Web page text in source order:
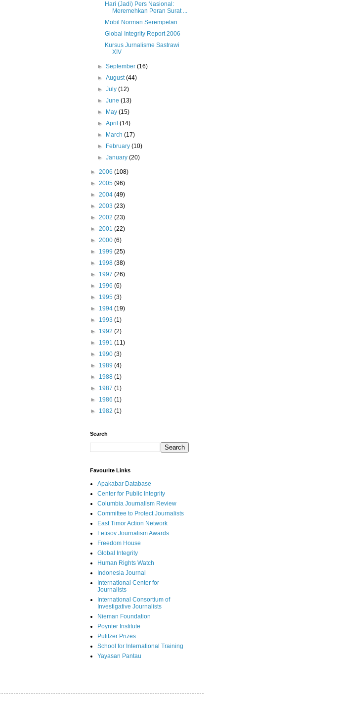
Hari (Jadi) Pers Nasional:
Meremehkan Peran Surat ...
Mobil Norman Serempetan
Global Integrity Report 2006
Kursus Jurnalisme Sastrawi
XIV
►September(16)
►August(44)
►July(12)
►June(13)
►
May(15)
►April(14)
►
March(17)
►
February(10)
►January(20)
► 2006 (108)
► 2005 (96)
► 2004 (49)
► 2003 (23)
► 2002 (23)
► 2001 (22)
► 2000 (6)
► 1999 (25)
► 1998 (38)
► 1997 (26)
► 1996 (6)
► 1995 (3)
► 1994 (19)
► 1993 (1)
► 1992 (2)
► 1991 (11)
► 1990 (3)
► 1989 (4)
► 1988 (1)
► 1987 (1)
► 1986 (1)
► 1982 (1)
Search
Favourite Links
Apakabar Database
Center for Public Integrity
Columbia Journalism Review
Committee to Protect Journalists
East Timor Action Network
Fetisov Journalism Awards
Freedom House
Global Integrity
Human Rights Watch
Indonesia Journal
International Center for
Journalists
International Consortium of
Investigative Journalists
Nieman Foundation
Poynter Institute
Pulitzer Prizes
School for International Training
Yayasan Pantau